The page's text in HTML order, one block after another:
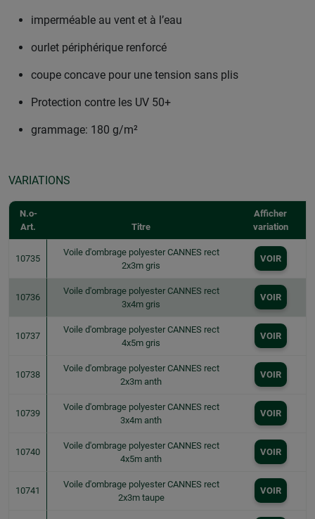
imperméable au vent et à l’eau
ourlet périphérique renforcé
coupe concave pour une tension sans plis
Protection contre les UV 50+
grammage: 180 g/m²
VARIATIONS
N.o-
Art.
Titre
Afficher
variation
10735
Voile d'ombrage polyester CANNES rect
2x3m gris
VOIR
10736
Voile d'ombrage polyester CANNES rect
3x4m gris
VOIR
10737
Voile d'ombrage polyester CANNES rect
4x5m gris
VOIR
10738
Voile d'ombrage polyester CANNES rect
2x3m anth
VOIR
10739
Voile d'ombrage polyester CANNES rect
3x4m anth
VOIR
10740
Voile d'ombrage polyester CANNES rect
4x5m anth
VOIR
10741
Voile d'ombrage polyester CANNES rect
2x3m taupe
VOIR